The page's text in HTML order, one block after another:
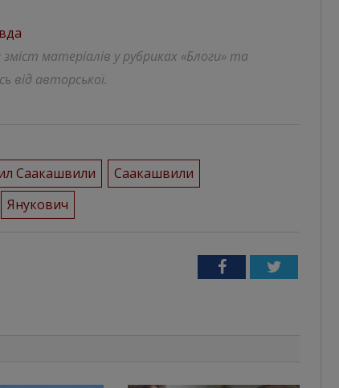
матеріалів у рубриках «Блоги» та
від авторської.
Саакашвили
Саакашвили
Янукович
FacebookTwitter